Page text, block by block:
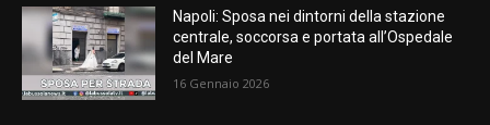
Napoli: Sposa nei dintorni della stazione
centrale, soccorsa e portata all’Ospedale
del Mare
16 Gennaio 2026